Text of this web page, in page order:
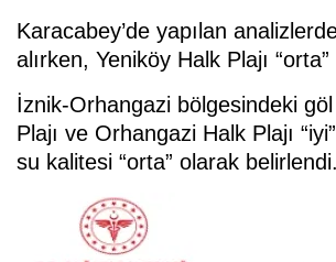
Karacabey’de yapılan
alırken, Yeniköy Halk Plajı
İznik-Orhangazi bölgesindeki
Plajı ve Orhangazi Halk Plajı
su kalitesi “orta” olarak belirlendi.